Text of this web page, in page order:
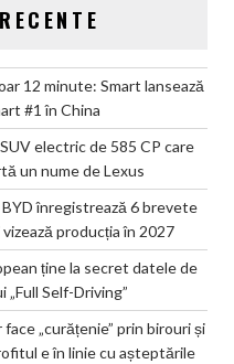
12 minute: Smart lansează
#1 în China
electric de 585 CP care
un nume de Lexus
înregistrează 6 brevete
producția în 2027
ține la secret datele de
„Full Self-Driving”
„curățenie” prin birouri și
e în linie cu așteptările